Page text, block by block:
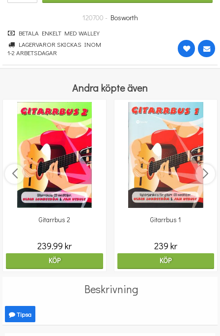
120700 - Bosworth
BETALA ENKELT MED WALLEY
LAGERVAROR SKICKAS INOM
1-2 ARBETSDAGAR
Andra köpte även
Gitarrbus 2
239.99 kr
KÖP
Gitarrbus 1
239 kr
KÖP
Beskrivning
Tipsa